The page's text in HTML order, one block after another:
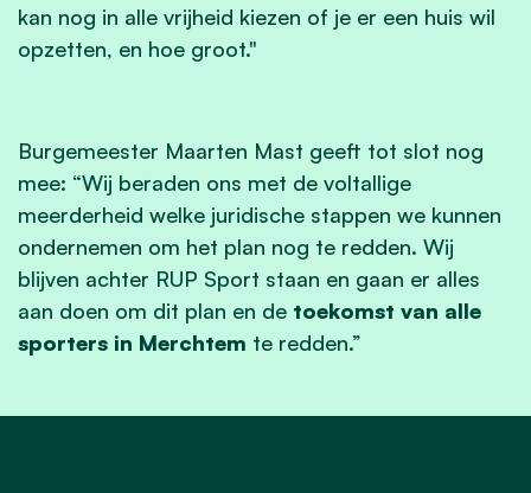
kan nog in alle vrijheid kiezen of je er een huis wil
opzetten, en hoe groot."
Burgemeester Maarten Mast geeft tot slot nog
mee: “Wij beraden ons met de voltallige
meerderheid welke juridische stappen we kunnen
ondernemen om het plan nog te redden. Wij
blijven achter RUP Sport staan en gaan er alles
aan doen om dit plan en de toekomst van alle
sporters in Merchtem te redden.”